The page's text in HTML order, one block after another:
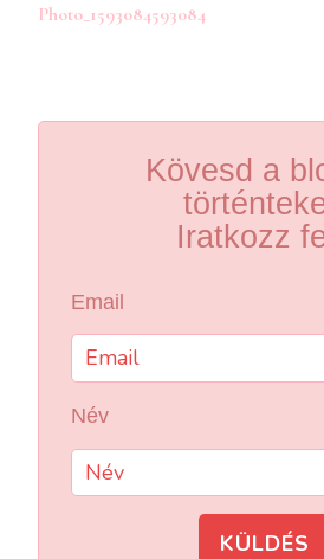
navigációja
Photo_1593084593084
Kövesd a
Iratkozz
Email
Név
KÜLDÉS